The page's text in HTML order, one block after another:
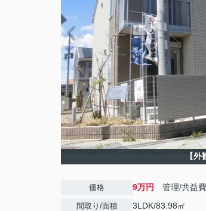
【外
価格 9万円 管理/共益費
間取り/面積 3LDK/83.98㎡